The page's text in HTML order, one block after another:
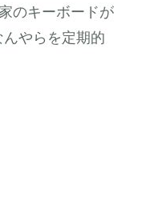
のキーボードが
やらを定期的